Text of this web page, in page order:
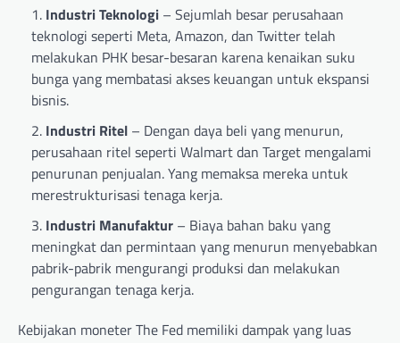
Industri Teknologi – Sejumlah besar perusahaan
teknologi seperti Meta, Amazon, dan Twitter telah
melakukan PHK besar-besaran karena kenaikan suku
bunga yang membatasi akses keuangan untuk ekspansi
bisnis.
Industri Ritel – Dengan daya beli yang menurun,
perusahaan ritel seperti Walmart dan Target mengalami
penurunan penjualan. Yang memaksa mereka untuk
merestrukturisasi tenaga kerja.
Industri Manufaktur – Biaya bahan baku yang
meningkat dan permintaan yang menurun menyebabkan
pabrik-pabrik mengurangi produksi dan melakukan
pengurangan tenaga kerja.
Kebijakan moneter The Fed memiliki dampak yang luas